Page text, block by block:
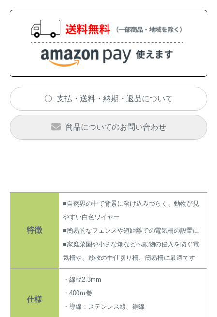
支払・送料・納期・返品について
商品についてのお問い合わせ
特徴
■自然界の中で背景に溶け込みづらく、動物が見
やすい白色ワイヤー
■簡易的なフェンスや短距離での電気柵の設置に
■家庭菜園や小さな畑などへ動物の侵入を防ぐ電
気柵や、放牧の中仕切り柵、簡易柵に最適です
仕様
・線径2.3mm
・400ｍ巻
・導線：ステンレス線、銅線
クマ対策
ハクビシン対策
アナグマ対策
鳥・カラス対策
ブラックバス・
ブルーギル対策